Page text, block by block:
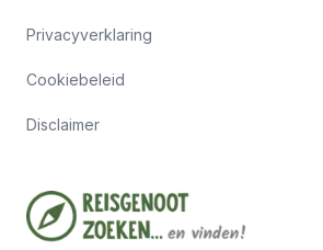
Privacyverklaring
Cookiebeleid
Disclaimer